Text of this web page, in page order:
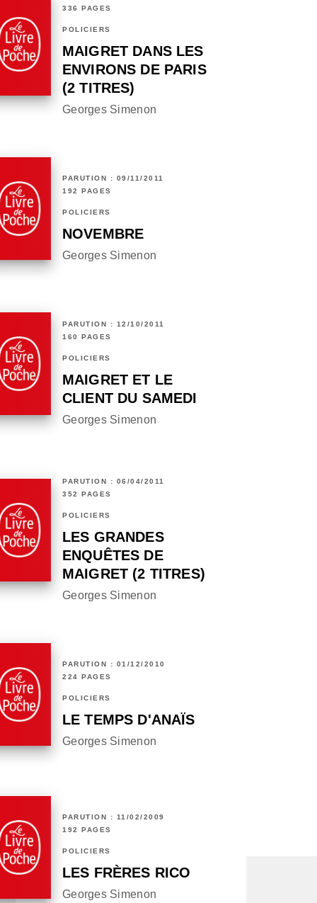
336 PAGES
POLICIERS
MAIGRET DANS LES
ENVIRONS DE PARIS
(2 TITRES)
Georges Simenon
PARUTION : 09/11/2011
192 PAGES
POLICIERS
NOVEMBRE
Georges Simenon
PARUTION : 12/10/2011
160 PAGES
POLICIERS
MAIGRET ET LE
CLIENT DU SAMEDI
Georges Simenon
PARUTION : 06/04/2011
352 PAGES
POLICIERS
LES GRANDES
ENQUÊTES DE
MAIGRET (2 TITRES)
Georges Simenon
PARUTION : 01/12/2010
224 PAGES
POLICIERS
LE TEMPS D'ANAÏS
Georges Simenon
PARUTION : 11/02/2009
192 PAGES
POLICIERS
LES FRÈRES RICO
Georges Simenon